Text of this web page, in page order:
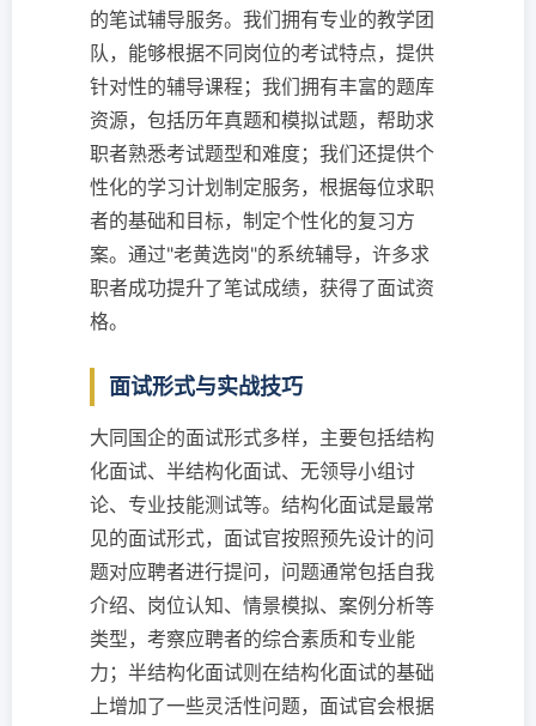
的笔试辅导服务。我们拥有专业的教学团
队，能够根据不同岗位的考试特点，提供
针对性的辅导课程；我们拥有丰富的题库
资源，包括历年真题和模拟试题，帮助求
职者熟悉考试题型和难度；我们还提供个
性化的学习计划制定服务，根据每位求职
者的基础和目标，制定个性化的复习方
案。通过"老黄选岗"的系统辅导，许多求
职者成功提升了笔试成绩，获得了面试资
格。
面试形式与实战技巧
大同国企的面试形式多样，主要包括结构
化面试、半结构化面试、无领导小组讨
论、专业技能测试等。结构化面试是最常
见的面试形式，面试官按照预先设计的问
题对应聘者进行提问，问题通常包括自我
介绍、岗位认知、情景模拟、案例分析等
类型，考察应聘者的综合素质和专业能
力；半结构化面试则在结构化面试的基础
上增加了一些灵活性问题，面试官会根据